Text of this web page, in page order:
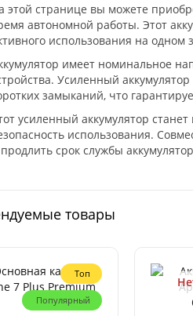
этой странице вы можете
автономной работы. Этот
использования на одном
имеет номинальное
Усиленный
замыканий, что
усиленный аккумулятор
использования.
срок службы
товары
Топ
Популярный